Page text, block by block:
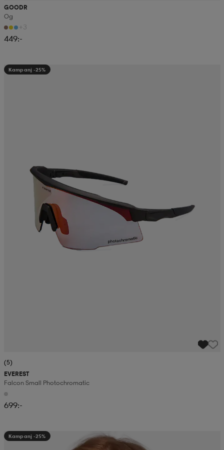
GOODR
Og
+3
449:-
Kampanj -25%
(5)
EVEREST
Falcon Small Photochromatic
699:-
Kampanj -25%